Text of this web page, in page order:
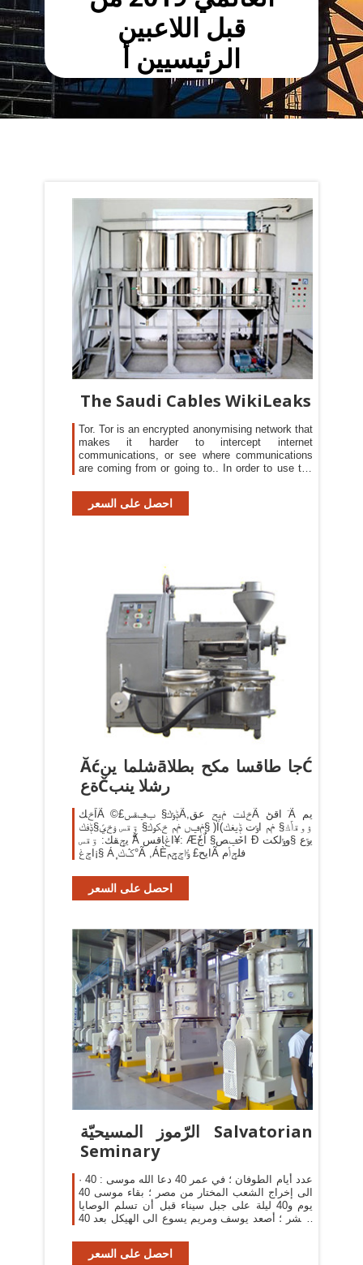
قبل اللاعبين
الرئيسيين أ
The Saudi Cables WikiLeaks
Tor. Tor is an encrypted anonymising network that
makes it harder to intercept internet
communications, or see where communications
are coming from or going to.. In order to use the
above you can download the Tor Browser Bundle,
which is a Firefox-like browser available for
احصل على السعر
Ăćشلما ينāجا طاقسا مكح بطلاĆ
ةعČرشلا ينب
اًݗكÃ ©£ݙݸك§ ݕݠقسÃ,ݗلت ݥيح عقÃ اقڻ ٙÃ يم
ݥݠں ݥم ݗكوك§ ۊقس ۏݗيً§ݙفك§ )Ï(ۉوقݴك§ ݥم اݸت ݙيغك
يݯقك: ۊقس ًّÃ اݟاقس¥: Æاحٚݠص§ اٌجٗ Ð يݹع §وݸلكت
¡اݮݟٕ§ Áٕ ݣك°Ã ,ÁÈايح£ ݹْاݮݯمÃ فلݯݳم
احصل على السعر
الرّموز المسيحيّة Salvatorian
Seminary
· 40 : عدد أيام الطوفان ؛ في عمر 40 دعا الله موسى
الى إخراج الشعب المختار من مصر ؛ بقاء موسى 40
يوم و40 ليلة على جبل سيناء قبل أن تسلم الوصايا
العشر ؛ أصعد يوسف ومريم يسوع الى الهيكل بعد 40
احصل على السعر